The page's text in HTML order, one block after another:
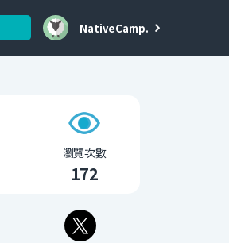
NativeCamp.
瀏覽次數
172